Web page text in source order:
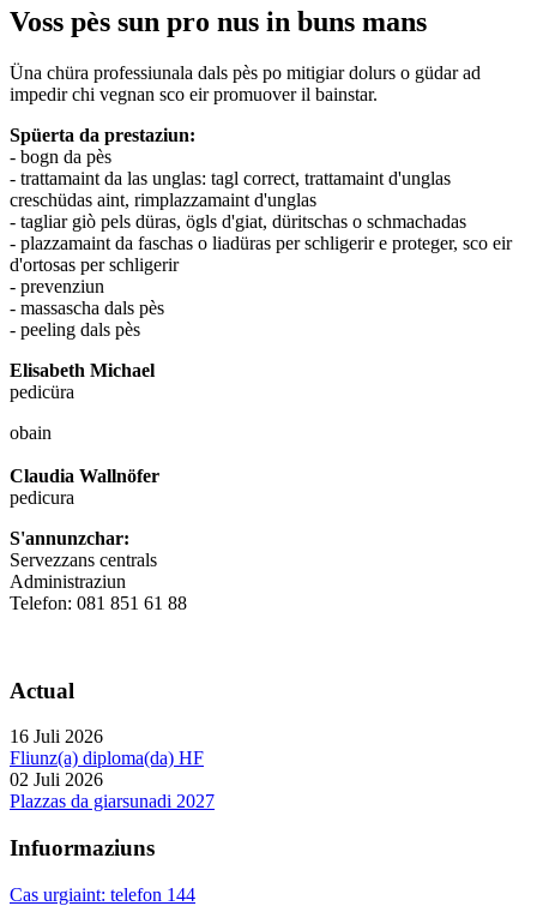
Voss pès sun pro nus in buns mans
Üna chüra professiunala dals pès po mitigiar dolurs o güdar ad
impedir chi vegnan sco eir promuover il bainstar.
Spüerta da prestaziun:
- bogn da pès
- trattamaint da las unglas: tagl correct, trattamaint d'unglas
creschüdas aint, rimplazzamaint d'unglas
- tagliar giò pels düras, ögls d'giat, düritschas o schmachadas
- plazzamaint da faschas o liadüras per schligerir e proteger, sco eir
d'ortosas per schligerir
- prevenziun
- massascha dals pès
- peeling dals pès
Elisabeth Michael
pedicüra
obain
Claudia Wallnöfer
pedicura
S'annunzchar:
Servezzans centrals
Administraziun
Telefon: 081 851 61 88
Actual
16 Juli 2026
Fliunz(a) diploma(da) HF
02 Juli 2026
Plazzas da giarsunadi 2027
Infuormaziuns
Cas urgiaint: telefon 144